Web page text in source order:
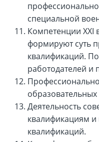
специальной
Компетенции XXI
формируют суть
квалификаций.
работодателей и
Деятельность
квалификациям и
квалификаций.